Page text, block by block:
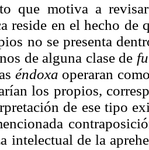
que motiva a
reside en el hecho de
no se presenta
de alguna clase de
éndoxa operaran
los propios,
de ese tipo
intelectual de la